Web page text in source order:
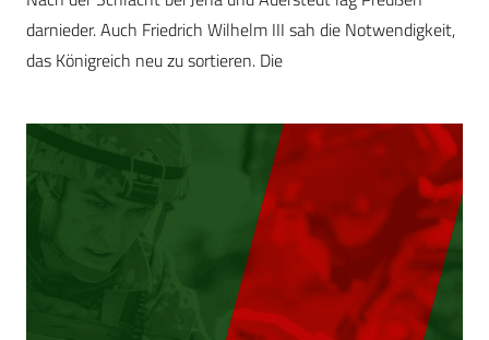
darnieder. Auch Friedrich Wilhelm III sah die Notwendigkeit,
das Königreich neu zu sortieren. Die